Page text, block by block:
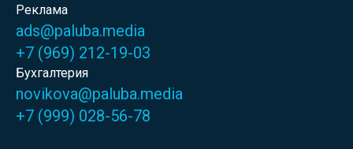
Реклама
ads@paluba.media
+7 (969) 212-19-03
Бухгалтерия
novikova@paluba.media
+7 (999) 028-56-78